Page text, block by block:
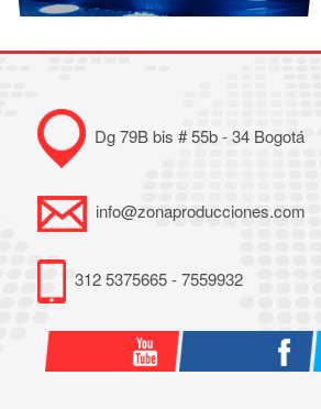
Dg 79B bis # 55b - 34 Bogotá
info@zonaproducciones.com
312 5375665 - 7559932